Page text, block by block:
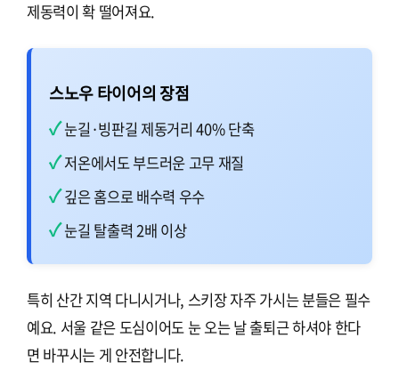
제동력이 확 떨어져요.
스노우 타이어의 장점
눈길·빙판길 제동거리 40% 단축
저온에서도 부드러운 고무 재질
깊은 홈으로 배수력 우수
눈길 탈출력 2배 이상
특히 산간 지역 다니시거나, 스키장 자주 가시는 분들은 필수
예요. 서울 같은 도심이어도 눈 오는 날 출퇴근 하셔야 한다
면 바꾸시는 게 안전합니다.